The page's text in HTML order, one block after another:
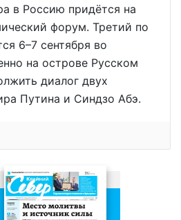
в Россию придётся на
форум. Третий по
6–7 сентября во
на острове Русском
диалог двух
Путина и Синдзо Абэ.